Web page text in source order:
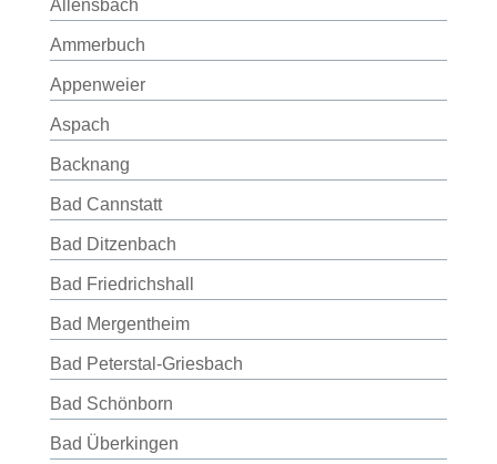
Allensbach
Ammerbuch
Appenweier
Aspach
Backnang
Bad Cannstatt
Bad Ditzenbach
Bad Friedrichshall
Bad Mergentheim
Bad Peterstal-Griesbach
Bad Schönborn
Bad Überkingen